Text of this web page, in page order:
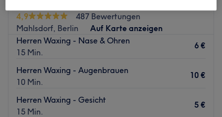
4,9
487 Bewertungen
Mahlsdorf, Berlin
Auf Karte anzeigen
Herren Waxing - Nase & Ohren
15 Min.
6 €
Herren Waxing - Augenbrauen
10 Min.
10 €
Herren Waxing - Gesicht
15 Min.
5 €